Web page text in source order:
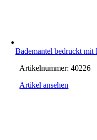
Bademantel bedruckt mit
Artikelnummer:40226
Artikel ansehen